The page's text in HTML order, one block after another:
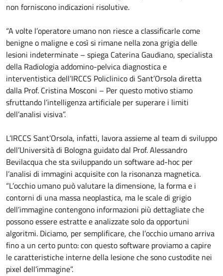
non forniscono indicazioni risolutive.
“A volte l’operatore umano non riesce a classificarle come
benigne o maligne e così si rimane nella zona grigia delle
lesioni indeterminate – spiega Caterina Gaudiano, specialista
della Radiologia addomino-pelvica diagnostica e
interventistica dell’IRCCS Policlinico di Sant’Orsola diretta
dalla Prof. Cristina Mosconi – Per questo motivo stiamo
sfruttando l’intelligenza artificiale per superare i limiti
dell’analisi visiva”.
L’IRCCS Sant’Orsola, infatti, lavora assieme al team di sviluppo
dell’Università di Bologna guidato dal Prof. Alessandro
Bevilacqua che sta sviluppando un software ad-hoc per
l’analisi di immagini acquisite con la risonanza magnetica.
“L’occhio umano può valutare la dimensione, la forma e i
contorni di una massa neoplastica, ma le scale di grigio
dell’immagine contengono informazioni più dettagliate che
possono essere estratte e analizzate solo da opportuni
algoritmi. Diciamo, per semplificare, che l’occhio umano arriva
fino a un certo punto: con questo software proviamo a capire
le caratteristiche interne della lesione che sono custodite nei
pixel dell’immagine”.